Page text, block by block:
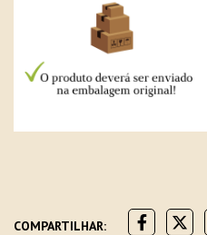
COMPARTILHAR: